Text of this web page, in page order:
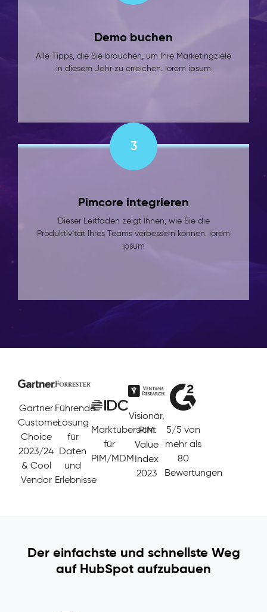
Demo buchen
Alle Tipps, die Sie brauchen, um Ihre Marketingziele
in diesem Jahr zu erreichen. lorem ipsum
3
Pimcore integrieren
Dieser Leitfaden zeigt Ihnen, wie Sie die
Produktivität Ihres Teams verbessern können. lorem
ipsum
Gartner
Customer
Choice
2023/24
& Cool
Vendor
Führende
Lösung
für
Daten
und
Erlebnisse
Marktübersicht
für
PIM/MDM
Visionär,
PIM
Value
Index
2023
5/5 von
mehr als
80
Bewertungen
Der einfachste und schnellste Weg
auf HubSpot aufzubauen